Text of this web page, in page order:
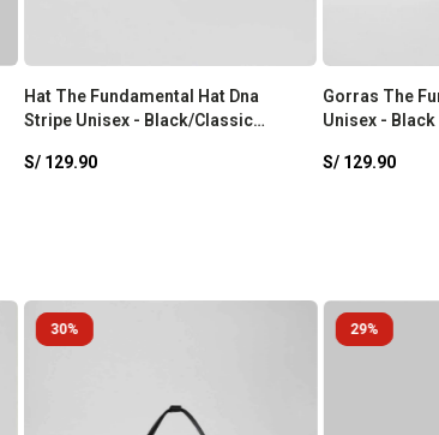
Hat The Fundamental Hat Dna
Stripe Unisex - Black/Classic
S/ 129.90
Gorras The
Unisex - Black
S/ 129.90
30 29